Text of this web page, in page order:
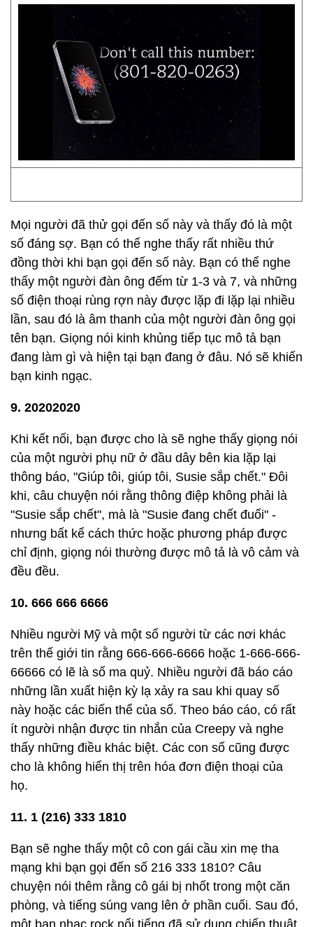
Mọi người đã thử gọi đến số này và thấy đó là một
số đáng sợ. Bạn có thể nghe thấy rất nhiều thứ
đồng thời khi bạn gọi đến số này. Bạn có thể nghe
thấy một người đàn ông đếm từ 1-3 và 7, và những
số điện thoại rùng rợn này được lặp đi lặp lại nhiều
lần, sau đó là âm thanh của một người đàn ông gọi
tên bạn. Giọng nói kinh khủng tiếp tục mô tả bạn
đang làm gì và hiện tại bạn đang ở đâu. Nó sẽ khiến
bạn kinh ngạc.
9. 20202020
Khi kết nối, bạn được cho là sẽ nghe thấy giọng nói
của một người phụ nữ ở đầu dây bên kia lặp lại
thông báo, "Giúp tôi, giúp tôi, Susie sắp chết." Đôi
khi, câu chuyện nói rằng thông điệp không phải là
"Susie sắp chết", mà là "Susie đang chết đuối" -
nhưng bất kể cách thức hoặc phương pháp được
chỉ định, giọng nói thường được mô tả là vô cảm và
đều đều.
10. 666 666 6666
Nhiều người Mỹ và một số người từ các nơi khác
trên thế giới tin rằng 666-666-6666 hoặc 1-666-666-
66666 có lẽ là số ma quỷ. Nhiều người đã báo cáo
những lần xuất hiện kỳ ​​lạ xảy ra sau khi quay số
này hoặc các biến thể của số. Theo báo cáo, có rất
ít người nhận được tin nhắn của Creepy và nghe
thấy những điều khác biệt. Các con số cũng được
cho là không hiển thị trên hóa đơn điện thoại của
họ.
11. 1 (216) 333 1810
Bạn sẽ nghe thấy một cô con gái cầu xin mẹ tha
mạng khi bạn gọi đến số 216 333 1810? Câu
chuyện nói thêm rằng cô gái bị nhốt trong một căn
phòng, và tiếng súng vang lên ở phần cuối. Sau đó,
một ban nhạc rock nổi tiếng đã sử dụng chiến thuật